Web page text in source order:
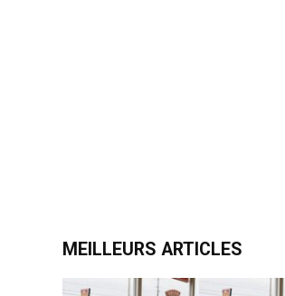
MEILLEURS ARTICLES